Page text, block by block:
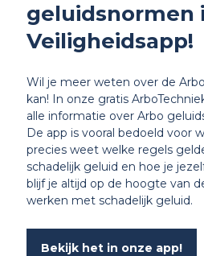
geluidsnormen
Veiligheidsapp!
Wil je meer weten over de
kan! In onze gratis
alle informatie over Arbo
De app is vooral bedoeld voor
precies weet welke regels
schadelijk geluid en hoe je
blijf je altijd op de hoogte van
werken met schadelijk geluid.
Bekijk het in onze app!